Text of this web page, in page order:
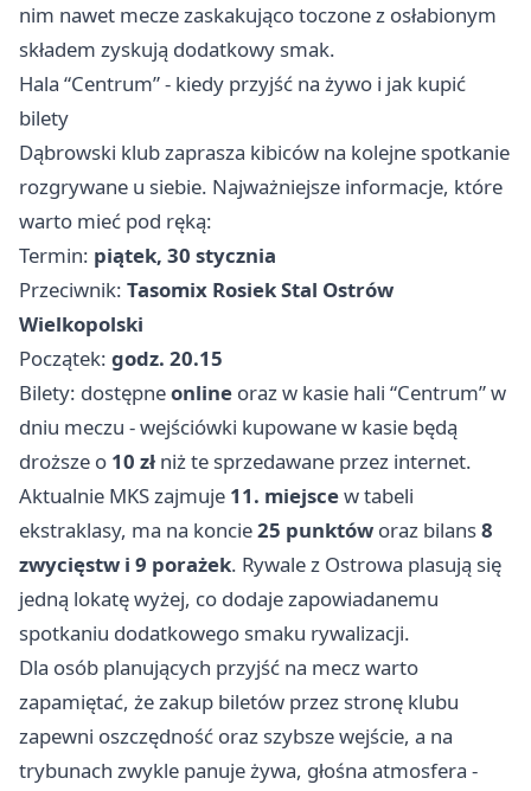
nim nawet mecze zaskakująco toczone z osłabionym
składem zyskują dodatkowy smak.
Hala “Centrum” - kiedy przyjść na żywo i jak kupić
bilety
Dąbrowski klub zaprasza kibiców na kolejne spotkanie
rozgrywane u siebie. Najważniejsze informacje, które
warto mieć pod ręką:
Termin: piątek, 30 stycznia
Przeciwnik: Tasomix Rosiek Stal Ostrów
Wielkopolski
Początek: godz. 20.15
Bilety: dostępneonline oraz w kasie hali “Centrum” w
dniu meczu - wejściówki kupowane w kasie będą
droższe o 10 zł niż te sprzedawane przez internet.
Aktualnie MKS zajmuje 11. miejscew tabeli
ekstraklasy, ma na koncie25 punktów oraz bilans8
zwycięstw i 9 porażek. Rywale z Ostrowa plasują się
jedną lokatę wyżej, co dodaje zapowiadanemu
spotkaniu dodatkowego smaku rywalizacji.
Dla osób planujących przyjść na mecz warto
zapamiętać, że zakup biletów przez stronę klubu
zapewni oszczędność oraz szybsze wejście, a na
trybunach zwykle panuje żywa, głośna atmosfera -